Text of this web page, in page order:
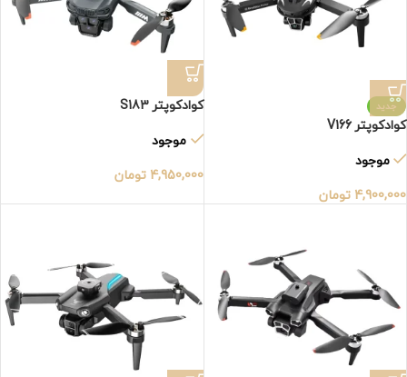
جدید
کوادکوپتر V166
موجود
4,900,000 تومان
کوادکوپتر S183
موجود
4,950,000 تومان